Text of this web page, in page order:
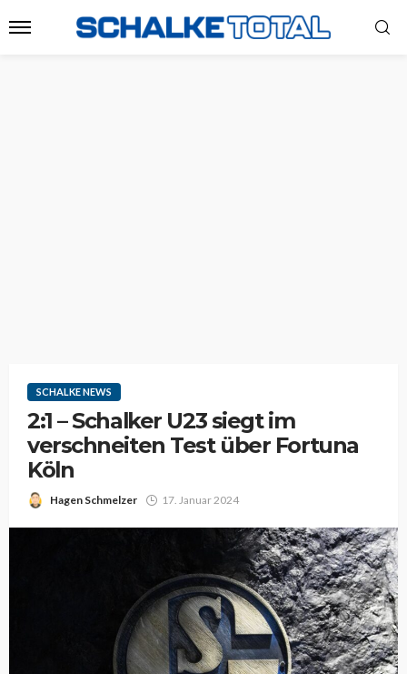
SCHALKE NEWS
2:1 – Schalker U23 siegt im
verschneiten Test über Fortuna
Köln
Hagen Schmelzer 17. Januar 2024